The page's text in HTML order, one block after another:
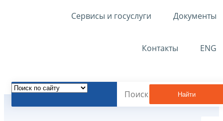
Сервисы и госуслуги Документы
Контакты ENG
Найти